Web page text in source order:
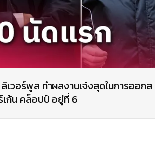
เวอร์พูล ทำผลงานเจ๋งสุดในการออกส
เก้น คล็อปป์ อยู่ที่ 6